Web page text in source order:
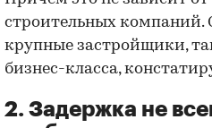
строительных
крупные застройщики,
бизнес-класса,
2. Задержка не